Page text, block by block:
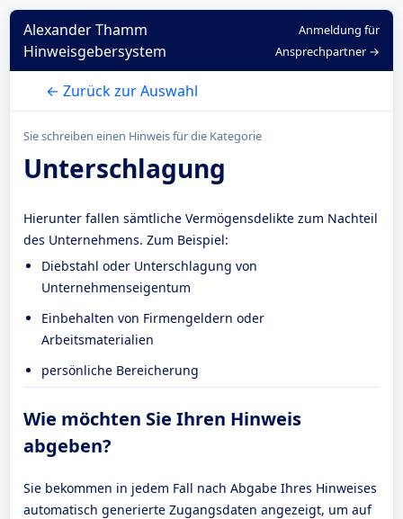
Alexander Thamm
Hinweisgebersystem
Anmeldung für
Ansprechpartner →
← Zurück zur Auswahl
Sie schreiben einen Hinweis für die Kategorie
Unterschlagung
Hierunter fallen sämtliche Vermögensdelikte zum Nachteil
des Unternehmens. Zum Beispiel:
Diebstahl oder Unterschlagung von
Unternehmenseigentum
Einbehalten von Firmengeldern oder
Arbeitsmaterialien
persönliche Bereicherung
Wie möchten Sie Ihren Hinweis
abgeben?
Sie bekommen in jedem Fall nach Abgabe Ihres Hinweises
automatisch generierte Zugangsdaten angezeigt, um auf